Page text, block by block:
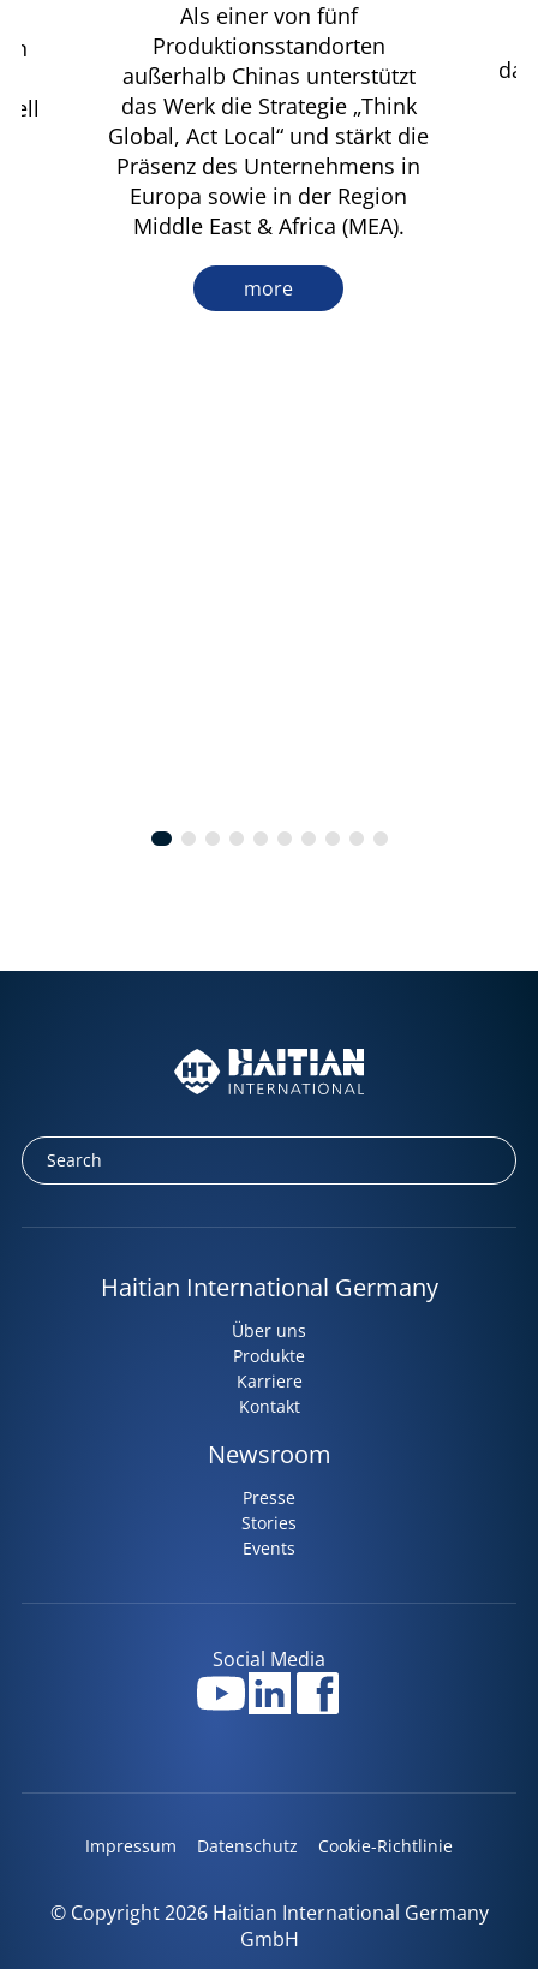
Als einer von fünf
Produktionsstandorten
außerhalb Chinas unterstützt
das Werk die Strategie „Think
Global, Act Local“ und stärkt die
Präsenz des Unternehmens in
Europa sowie in der Region
Middle East & Africa (MEA).
more
Haitian International Germany
Über uns
Produkte
Karriere
Kontakt
Newsroom
Presse
Stories
Events
Social Media
© Copyright 2026 Haitian International Germany
GmbH
Impressum Datenschutz Cookie-Richtlinie